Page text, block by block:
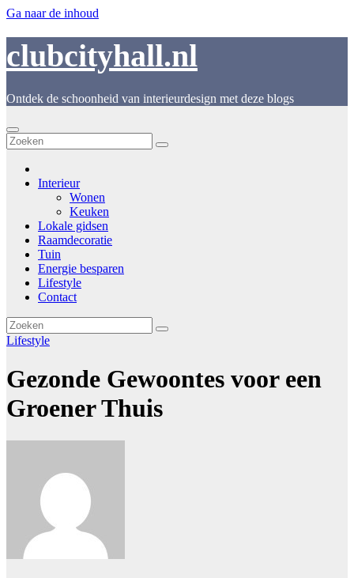
Ga naar de inhoud
clubcityhall.nl
Ontdek de schoonheid van interieurdesign met deze blogs
Interieur
Wonen
Keuken
Lokale gidsen
Raamdecoratie
Tuin
Energie besparen
Lifestyle
Contact
Lifestyle
Gezonde Gewoontes voor een
Groener Thuis